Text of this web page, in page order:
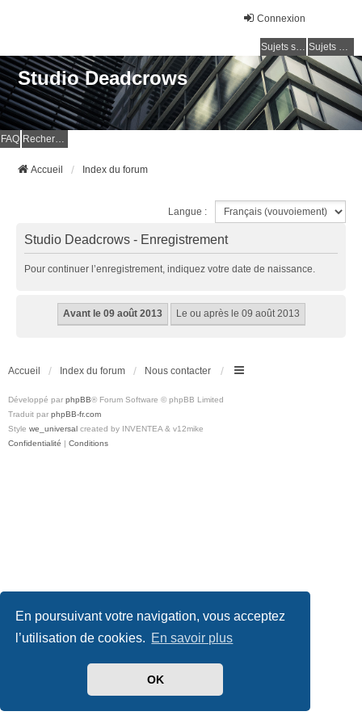
En poursuivant votre navigation, vous acceptez
l’utilisation de cookies. En savoir plus
OK
Connexion
Sujets sans réponse Sujets actifs
Studio Deadcrows
FAQ Rechercher
Accueil Index du forum
Langue :
Studio Deadcrows - Enregistrement
Pour continuer l’enregistrement, indiquez votre date de naissance.
Accueil Index du forum Nous contacter
Développé par phpBB® Forum Software © phpBB Limited
Traduit par phpBB-fr.com
Style we_universal created by INVENTEA & v12mike
Confidentialité | Conditions